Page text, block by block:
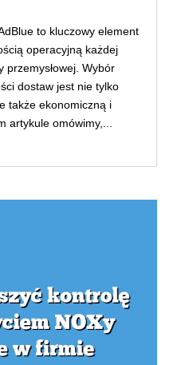
to kluczowy element
operacyjną każdej
przemysłowej. Wybór
dostaw jest nie tylko
także ekonomiczną i
artykule omówimy,...